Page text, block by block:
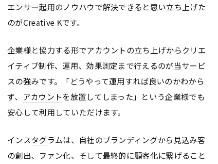
エンサー起用のノウハウで解決できると思い立ち上げた
のがCreative Kです。
企業様と協力する形でアカウントの立ち上げからクリエ
イティブ制作、運用、効果測定まで行えるのが当サービ
スの強みです。「どうやって運用すれば良いのかわから
ず、 アカウントを放置してしまった」という企業様でも
安心して利用していただけます。
インスタグラムは、自社のブランディングから見込み客
の創出、ファン化、そして最終的に顧客化に繋げること